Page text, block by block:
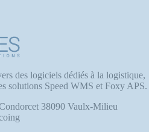
des logiciels dédiés à la logistique,
solutions Speed WMS et Foxy APS.
38090 Vaulx-Milieu